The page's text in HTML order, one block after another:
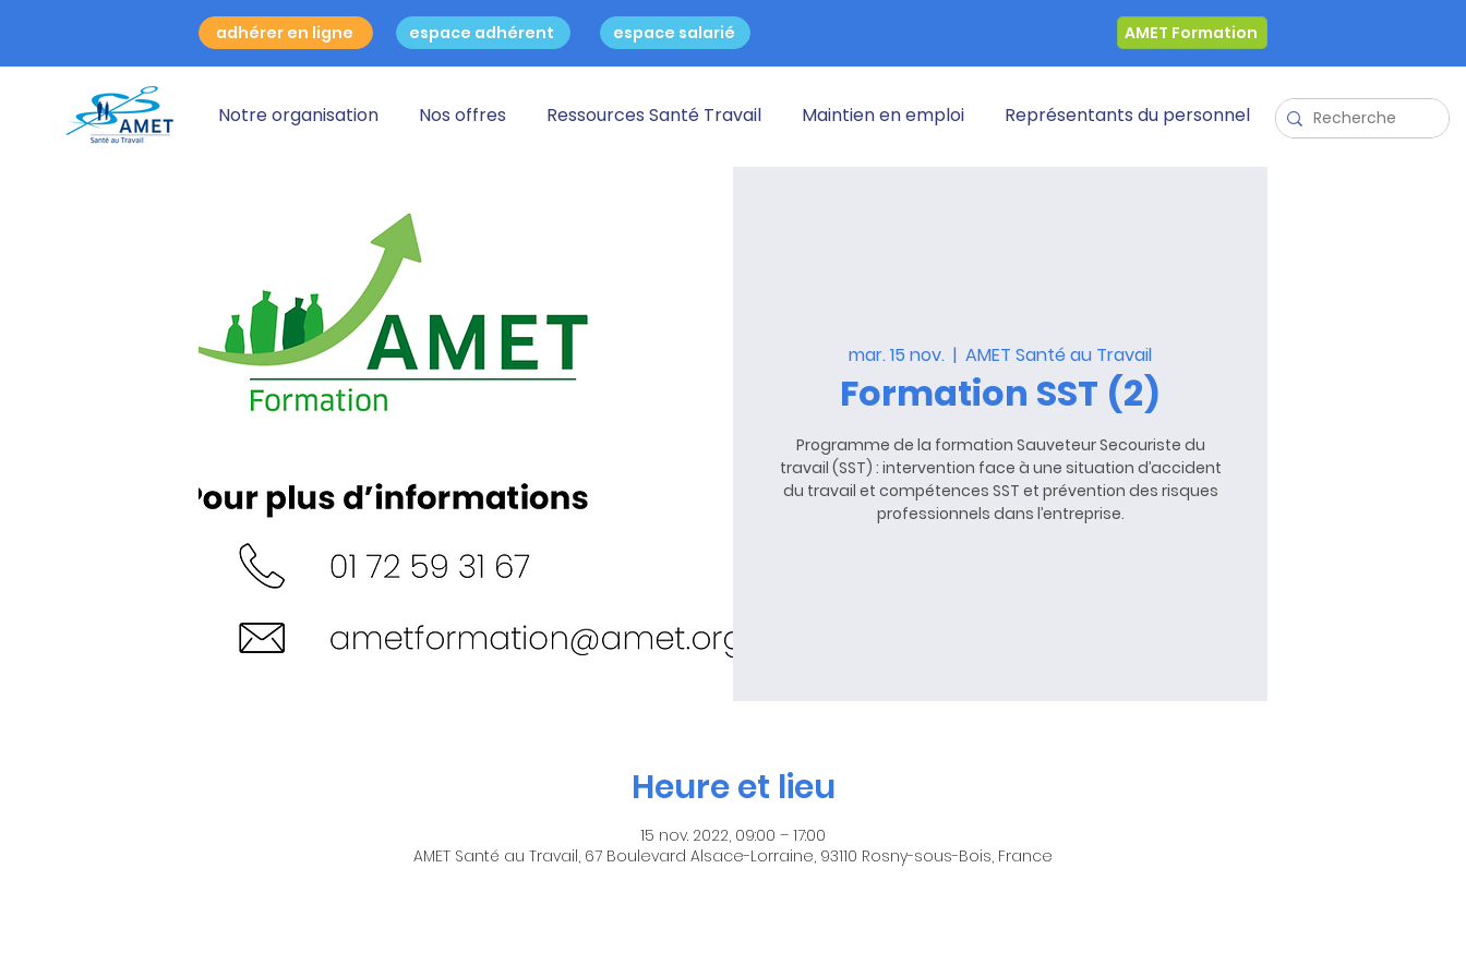
adhérer en ligne espace adhérent espace salarié AMET Formation
Notre organisation Nos offres Ressources Santé Travail Maintien en emploi Représentants du personnel
mar. 15 nov.
  |
AMET Santé au Travail
Formation SST (2)
Programme de la formation Sauveteur Secouriste du
travail (SST) : intervention face à une situation d’accident
du travail et compétences SST et prévention des risques
professionnels dans l’entreprise.
Heure et lieu
15 nov. 2022, 09:00 – 17:00
AMET Santé au Travail, 67 Boulevard Alsace-Lorraine, 93110 Rosny-sous-Bois, France